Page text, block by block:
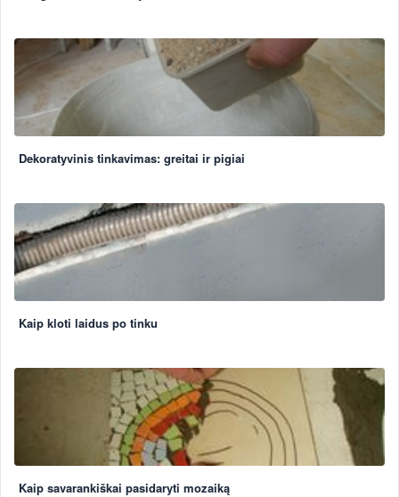
Dekoratyvinis tinkavimas: greitai ir pigiai
Kaip kloti laidus po tinku
Kaip savarankiškai pasidaryti mozaiką